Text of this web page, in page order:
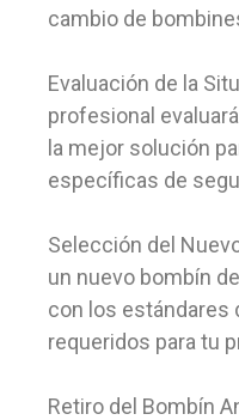
cambio de
Evaluación de la
profesional
la mejor solución
específicas de
Selección del
un nuevo bombín
con los estándares
requeridos para tu
Retiro del Bombín